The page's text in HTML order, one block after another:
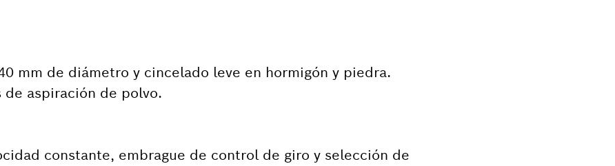
mm de diámetro y cincelado leve en hormigón y piedra.
de aspiración de polvo.
constante, embrague de control de giro y selección de